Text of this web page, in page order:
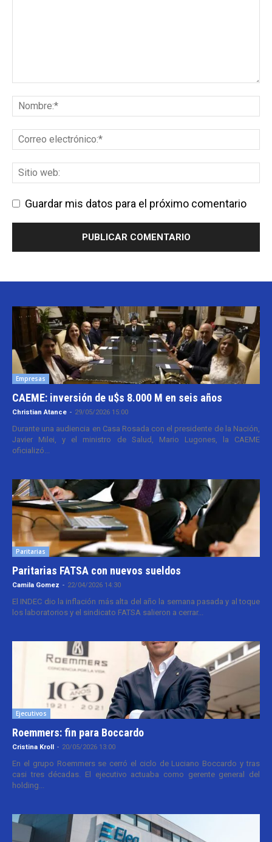
Guardar mis datos para el próximo comentario
Empresas
CAEME: inversión de u$s 8.000 M en seis años
Christian Atance - 29/05/2026 15:00
Durante una audiencia en Casa Rosada con el presidente de la Nación,
Javier Milei, y el ministro de Salud, Mario Lugones, la CAEME
oficializó...
Paritarias
Paritarias FATSA con nuevos sueldos
Camila Gomez - 22/04/2026 14:30
El INDEC dio la inflación más alta del año la semana pasada y al toque
los laboratorios y el sindicato FATSA salieron a cerrar...
Ejecutivos
Roemmers: fin para Boccardo
Cristina Kroll - 20/05/2026 13:00
En el grupo Roemmers se cerró el ciclo de Luciano Boccardo y tras
casi tres décadas. El ejecutivo actuaba como gerente general del
holding...